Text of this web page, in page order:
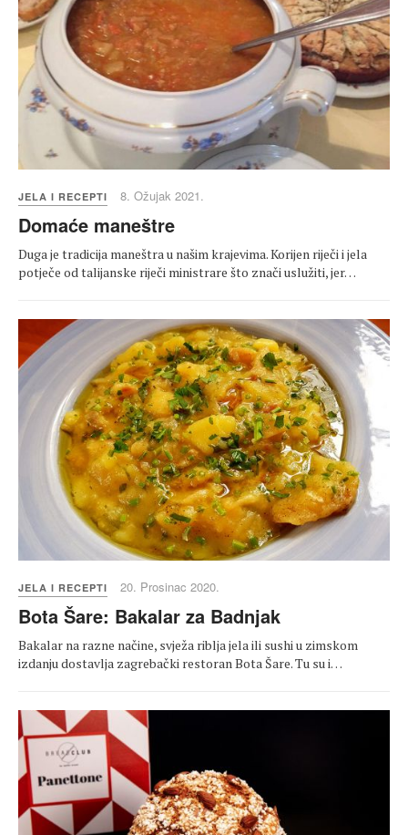
JELA I RECEPTI 8. Ožujak 2021.
Domaće maneštre
Duga je tradicija maneštra u našim krajevima. Korijen riječi i jela
potječe od talijanske riječi ministrare što znači uslužiti, jer…
JELA I RECEPTI 20. Prosinac 2020.
Bota Šare: Bakalar za Badnjak
Bakalar na razne načine, svježa riblja jela ili sushi u zimskom
izdanju dostavlja zagrebački restoran Bota Šare. Tu su i…